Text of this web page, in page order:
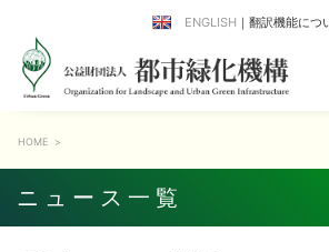
ENGLISH ｜翻訳機能につ
ニュース一覧
HOME >